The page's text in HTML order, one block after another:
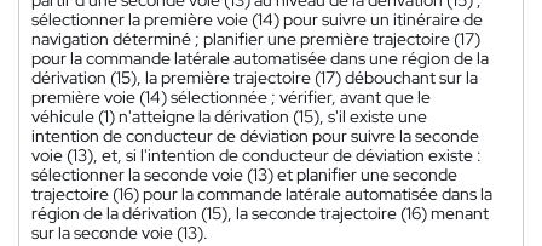
sélectionner la première voie (14) pour suivre un itinéraire de
navigation déterminé ; planifier une première trajectoire (17)
pour la commande latérale automatisée dans une région de la
dérivation (15), la première trajectoire (17) débouchant sur la
première voie (14) sélectionnée ; vérifier, avant que le
véhicule (1) n'atteigne la dérivation (15), s'il existe une
intention de conducteur de déviation pour suivre la seconde
voie (13), et, si l'intention de conducteur de déviation existe :
sélectionner la seconde voie (13) et planifier une seconde
trajectoire (16) pour la commande latérale automatisée dans la
région de la dérivation (15), la seconde trajectoire (16) menant
sur la seconde voie (13).